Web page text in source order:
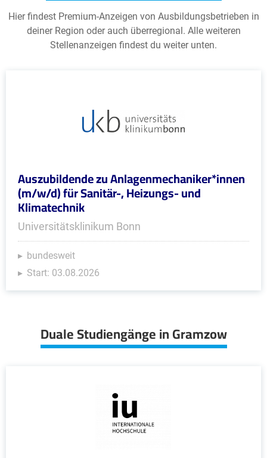
Hier findest Premium-Anzeigen von Ausbildungsbetrieben in
deiner Region oder auch überregional. Alle weiteren
Stellenanzeigen findest du weiter unten.
Auszubildende zu Anlagenmechaniker*innen
(m/w/d) für Sanitär-, Heizungs- und
Klimatechnik
Universitätsklinikum Bonn
bundesweit
Start: 03.08.2026
Duale Studiengänge in Gramzow